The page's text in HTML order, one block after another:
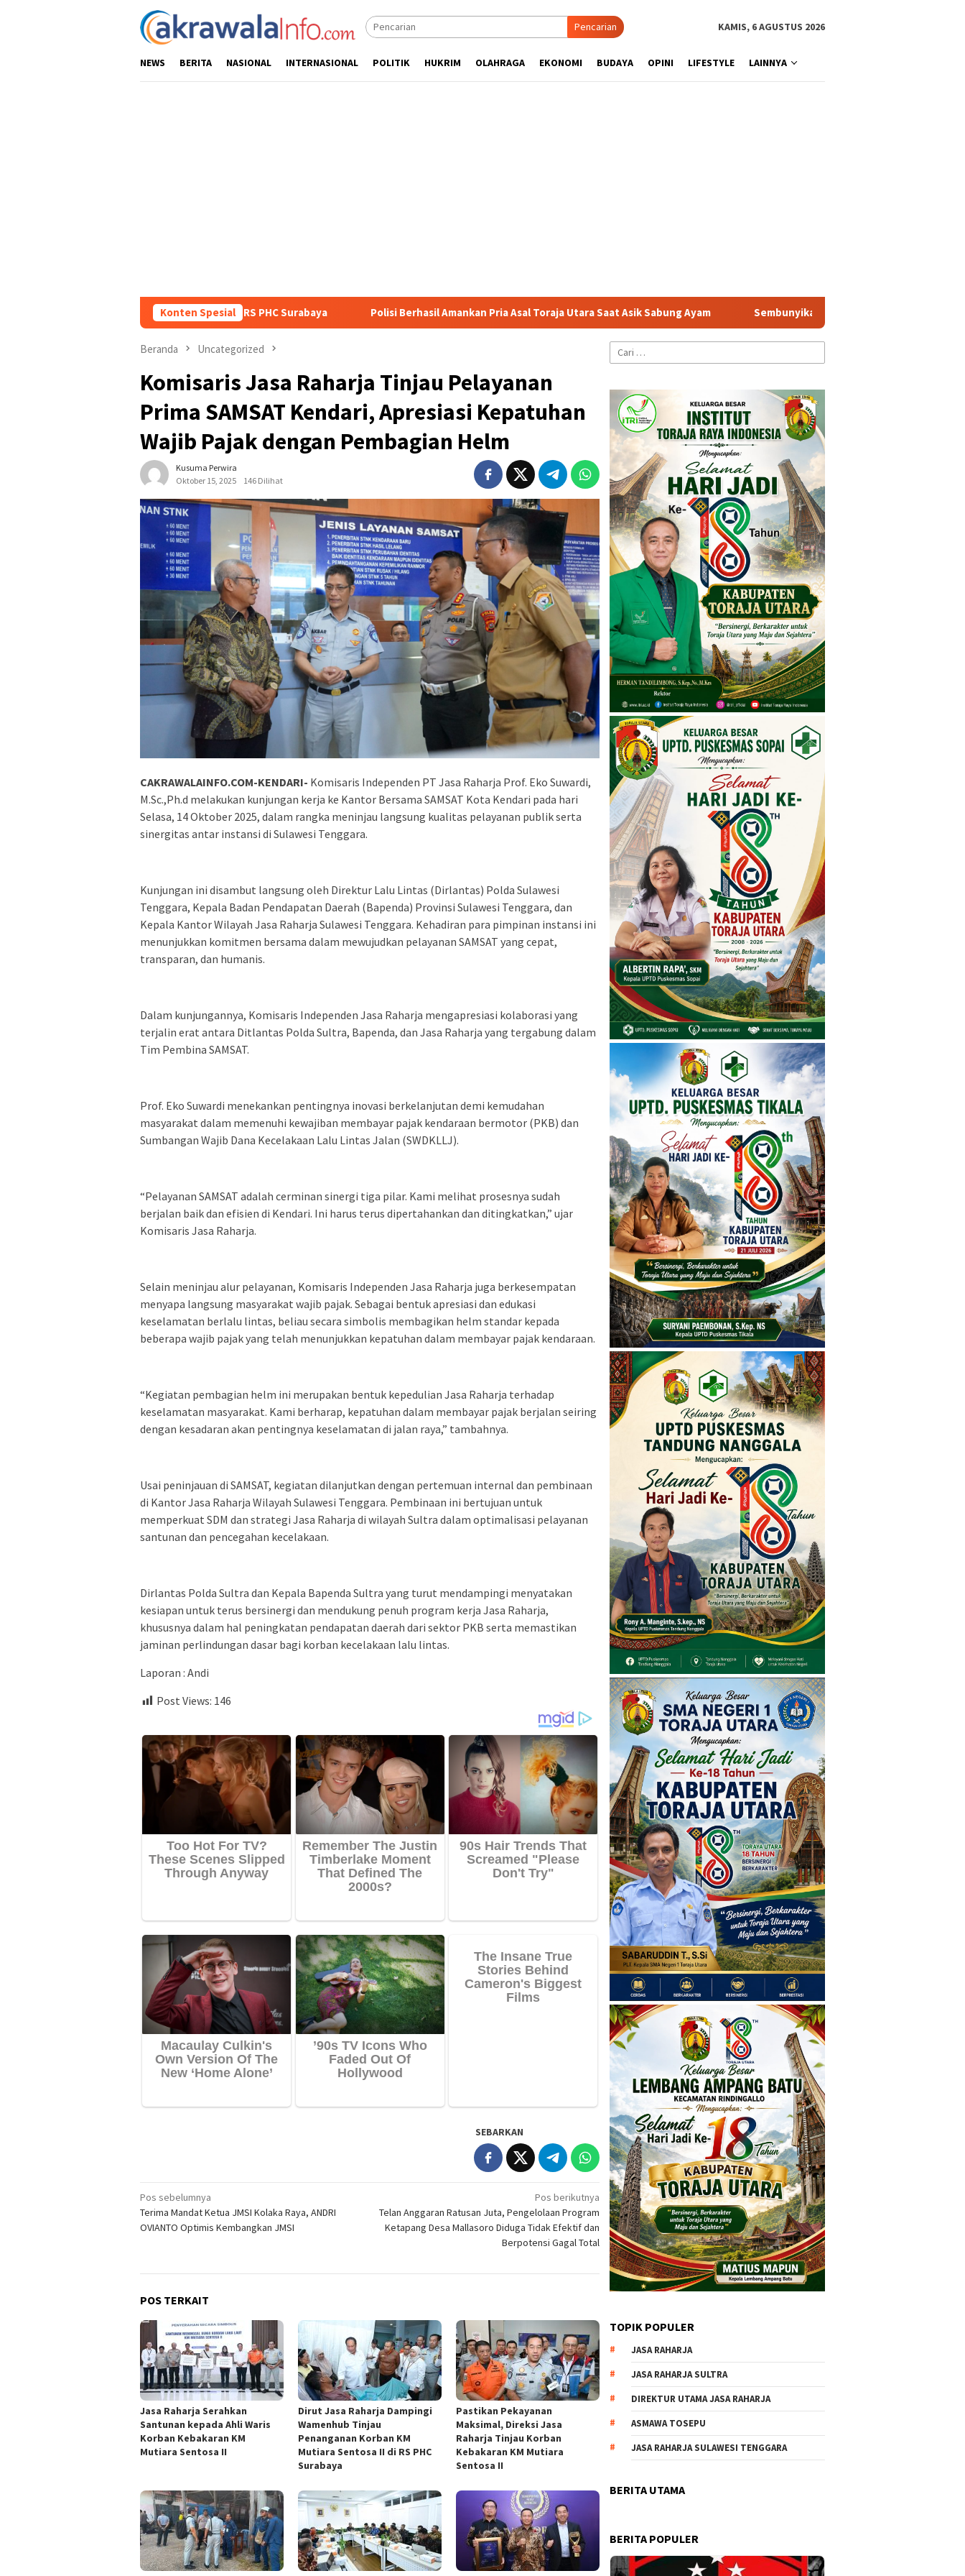
Pencarian KAMIS, 6 AGUSTUS 2026
NEWS BERITA NASIONAL INTERNASIONAL POLITIK HUKRIM OLAHRAGA EKONOMI BUDAYA OPINI LIFESTYLE LAINNYA
Konten Spesial
Sentosa II di RS PHC Surabaya Polisi Berhasil Amankan Pria Asal Toraja Utara Saat Asik Sabung Ayam Sembunyikan Sabu di Dalam Korek Api, Pemuda Asal Toraja Utara
Beranda Uncategorized
Komisaris Jasa Raharja Tinjau Pelayanan
Prima SAMSAT Kendari, Apresiasi Kepatuhan
Wajib Pajak dengan Pembagian Helm
Kusuma Perwira
Oktober 15, 2025
146 Dilihat
CAKRAWALAINFO.COM-KENDARI- Komisaris Independen PT Jasa Raharja Prof. Eko Suwardi,
M.Sc.,Ph.d melakukan kunjungan kerja ke Kantor Bersama SAMSAT Kota Kendari pada hari
Selasa, 14 Oktober 2025, dalam rangka meninjau langsung kualitas pelayanan publik serta
sinergitas antar instansi di Sulawesi Tenggara.
Kunjungan ini disambut langsung oleh Direktur Lalu Lintas (Dirlantas) Polda Sulawesi
Tenggara, Kepala Badan Pendapatan Daerah (Bapenda) Provinsi Sulawesi Tenggara, dan
Kepala Kantor Wilayah Jasa Raharja Sulawesi Tenggara. Kehadiran para pimpinan instansi ini
menunjukkan komitmen bersama dalam mewujudkan pelayanan SAMSAT yang cepat,
transparan, dan humanis.
Dalam kunjungannya, Komisaris Independen Jasa Raharja mengapresiasi kolaborasi yang
terjalin erat antara Ditlantas Polda Sultra, Bapenda, dan Jasa Raharja yang tergabung dalam
Tim Pembina SAMSAT.
Prof. Eko Suwardi menekankan pentingnya inovasi berkelanjutan demi kemudahan
masyarakat dalam memenuhi kewajiban membayar pajak kendaraan bermotor (PKB) dan
Sumbangan Wajib Dana Kecelakaan Lalu Lintas Jalan (SWDKLLJ).
“Pelayanan SAMSAT adalah cerminan sinergi tiga pilar. Kami melihat prosesnya sudah
berjalan baik dan efisien di Kendari. Ini harus terus dipertahankan dan ditingkatkan,” ujar
Komisaris Jasa Raharja.
Selain meninjau alur pelayanan, Komisaris Independen Jasa Raharja juga berkesempatan
menyapa langsung masyarakat wajib pajak. Sebagai bentuk apresiasi dan edukasi
keselamatan berlalu lintas, beliau secara simbolis membagikan helm standar kepada
beberapa wajib pajak yang telah menunjukkan kepatuhan dalam membayar pajak kendaraan.
“Kegiatan pembagian helm ini merupakan bentuk kepedulian Jasa Raharja terhadap
keselamatan masyarakat. Kami berharap, kepatuhan dalam membayar pajak berjalan seiring
dengan kesadaran akan pentingnya keselamatan di jalan raya,” tambahnya.
Usai peninjauan di SAMSAT, kegiatan dilanjutkan dengan pertemuan internal dan pembinaan
di Kantor Jasa Raharja Wilayah Sulawesi Tenggara. Pembinaan ini bertujuan untuk
memperkuat SDM dan strategi Jasa Raharja di wilayah Sultra dalam optimalisasi pelayanan
santunan dan pencegahan kecelakaan.
Dirlantas Polda Sultra dan Kepala Bapenda Sultra yang turut mendampingi menyatakan
kesiapan untuk terus bersinergi dan mendukung penuh program kerja Jasa Raharja,
khususnya dalam hal peningkatan pendapatan daerah dari sektor PKB serta memastikan
jaminan perlindungan dasar bagi korban kecelakaan lalu lintas.
Laporan : Andi
Post Views: 146
SEBARKAN
Navigasi
pos
Pos sebelumnya
Terima Mandat Ketua JMSI Kolaka Raya, ANDRI
OVIANTO Optimis Kembangkan JMSI
Pos berikutnya
Telan Anggaran Ratusan Juta, Pengelolaan Program
Ketapang Desa Mallasoro Diduga Tidak Efektif dan
Berpotensi Gagal Total
POS TERKAIT
Jasa Raharja Serahkan
Santunan kepada Ahli Waris
Korban Kebakaran KM
Mutiara Sentosa II
Dirut Jasa Raharja Dampingi
Wamenhub Tinjau
Penanganan Korban KM
Mutiara Sentosa II di RS PHC
Surabaya
Pastikan Pekayanan
Maksimal, Direksi Jasa
Raharja Tinjau Korban
Kebakaran KM Mutiara
Sentosa II
Cari
untuk:
TOPIK POPULER
JASA RAHARJA
JASA RAHARJA SULTRA
DIREKTUR UTAMA JASA RAHARJA
ASMAWA TOSEPU
JASA RAHARJA SULAWESI TENGGARA
BERITA UTAMA
BERITA POPULER